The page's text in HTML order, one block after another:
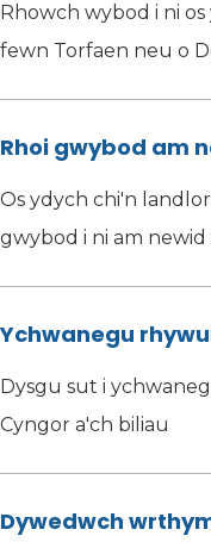
Rhowch wybod i ni
fewn Torfaen neu o
Rhoi gwybod am
Os ydych chi'n
gwybod i ni am
Ychwanegu
Dysgu sut i
Cyngor a'ch biliau
Dywedwch